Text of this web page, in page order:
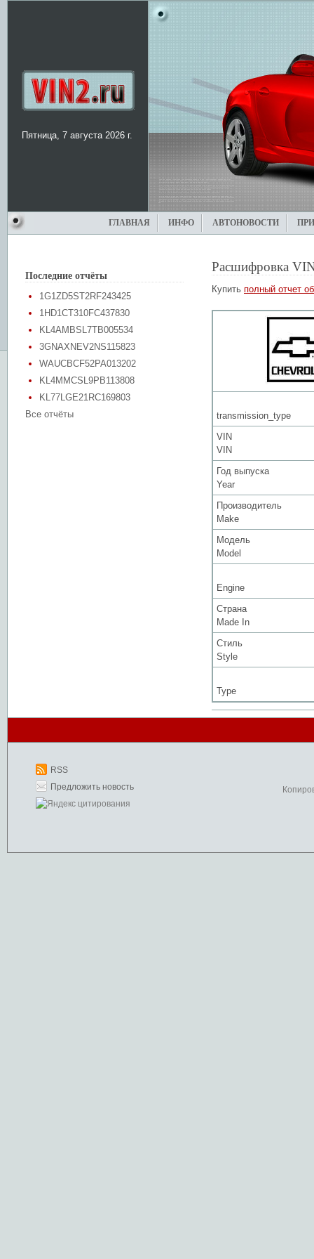
Пятница, 7 августа 2026 г.
ГЛАВНАЯ ИНФО АВТОНОВОСТИ
Последние отчёты
1G1ZD5ST2RF243425
1HD1CT310FC437830
KL4AMBSL7TB005534
3GNAXNEV2NS115823
WAUCBCF52PA013202
KL4MMCSL9PB113808
KL77LGE21RC169803
Все отчёты
Расшифровка
Купить полный отчет
transmission_type
VIN
VIN
Год выпуска
Year
Производитель
Make
Модель
Model
Engine
Страна
Made In
Стиль
Style
Type
RSS
Предложить новость